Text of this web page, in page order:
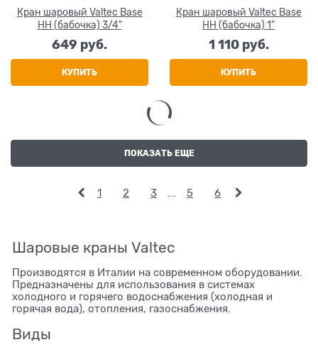
Кран шаровый Valtec Base
НН (бабочка) 3/4"
649 руб.
КУПИТЬ
Кран шаровый Valtec Base
НН (бабочка) 1"
1 110 руб.
КУПИТЬ
ПОКАЗАТЬ ЕЩЕ
1 2 3 ... 5 6
Шаровые краны Valtec
Производятся в Италии на современном оборудовании.
Предназначены для использования в системах
холодного и горячего водоснабжения (холодная и
горячая вода), отопления, газоснабжения.
Виды